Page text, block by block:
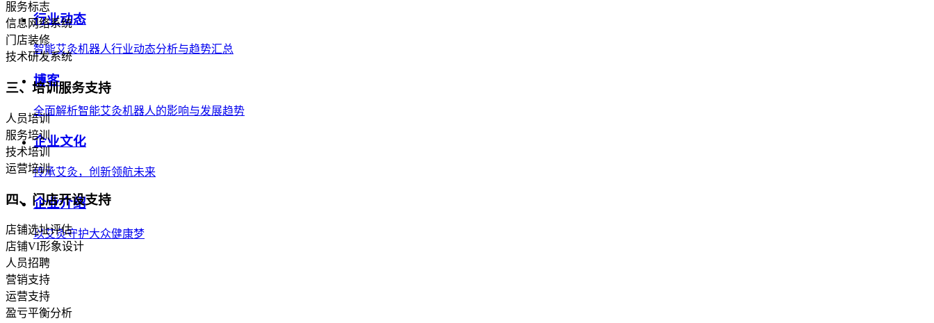
行业动态
智能艾灸机器人行业动态分析与趋势汇总
博客
全面解析智能艾灸机器人的影响与发展趋势
企业文化
传承艾灸，创新领航未来
企业介绍
以艾灸守护大众健康梦
服务标志
信息网络系统
门店装修
技术研发系统
三、培训服务支持
人员培训
服务培训
技术培训
运营培训
四、门店开设支持
店铺选址评估
店铺VI形象设计
人员招聘
营销支持
运营支持
盈亏平衡分析